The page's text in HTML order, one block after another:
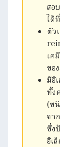
สอ
ได้
ตัว
เค
ขอ
มีอิ
ทั้ง
(ช
จา
ซึ่ง
อิเ